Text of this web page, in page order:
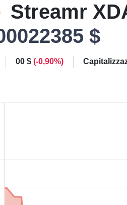
Streamr
$
00 $ (-0,90%)